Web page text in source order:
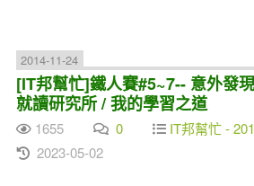
2014-11-24
[IT邦幫忙]鐵人賽#5~7-- 意外發
就讀研究所 / 我的學習之道
1655 0
IT邦幫忙 -
2023-05-02